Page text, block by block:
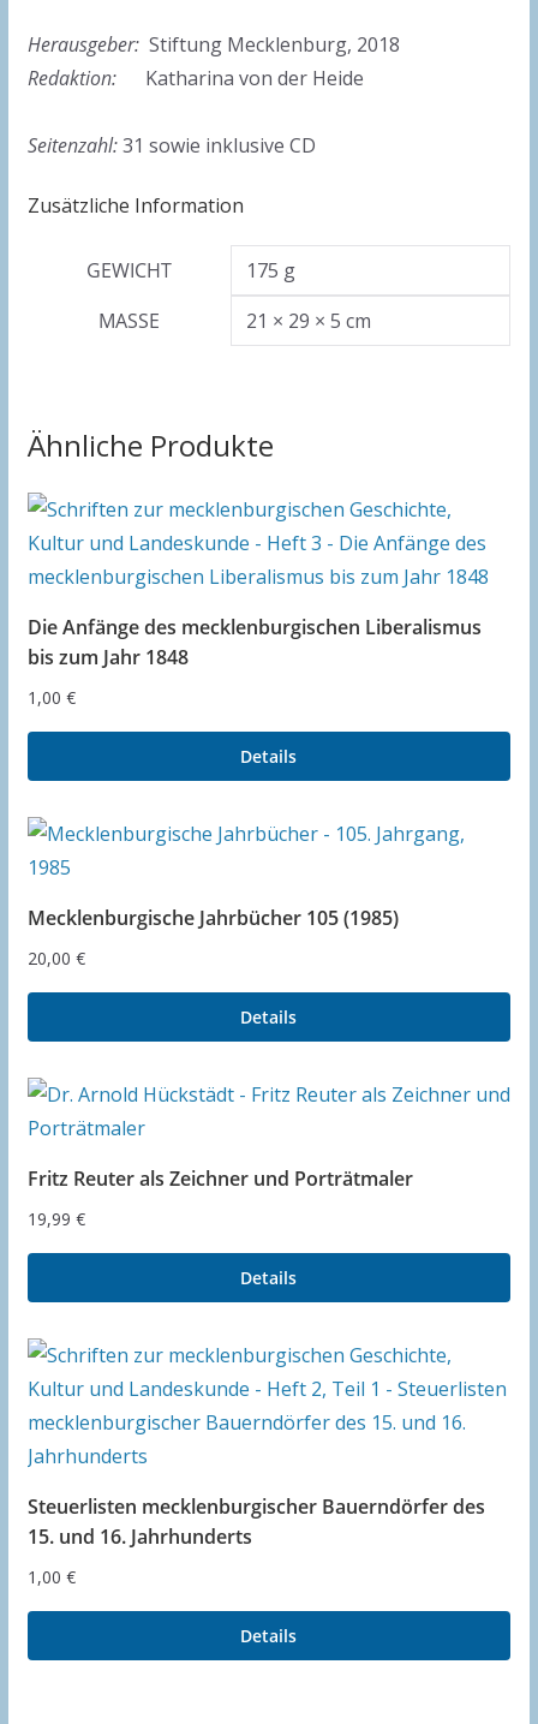
Herausgeber:Stiftung Mecklenburg, 2018
Redaktion:Katharina von der Heide
Seitenzahl:31 sowie inklusive CD
Zusätzliche Information
GEWICHT
175 g
MASSE
21 × 29 × 5 cm
Ähnliche Produkte
Die Anfänge des mecklenburgischen Liberalismus
bis zum Jahr 1848
1,00 €
Details
Mecklenburgische Jahrbücher 105 (1985)
20,00 €
Details
Fritz Reuter als Zeichner und Porträtmaler
19,99 €
Details
Steuerlisten mecklenburgischer Bauerndörfer des
15. und 16. Jahrhunderts
1,00 €
Details